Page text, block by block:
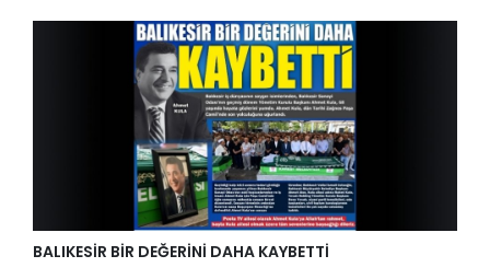
BALIKESİR BİR DEĞERİNİ DAHA KAYBETTİ